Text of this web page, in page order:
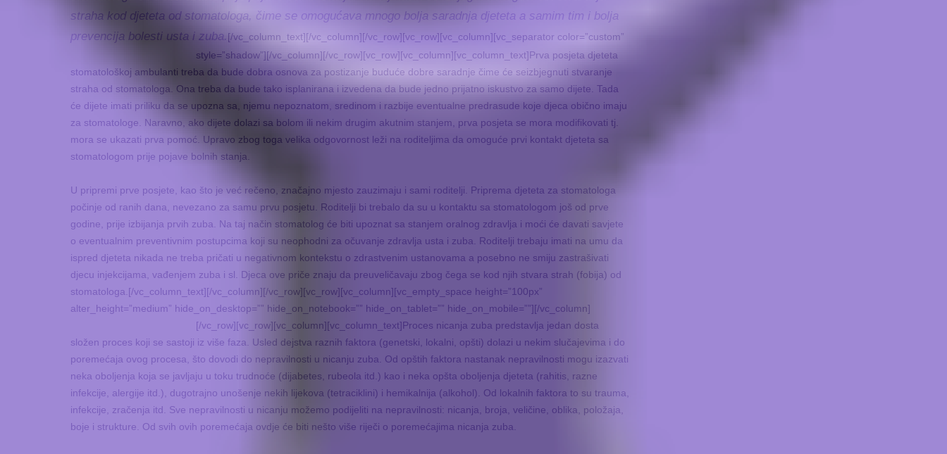
straha kod djeteta od stomatologa, čime se omogućava mnogo bolja saradnja djeteta a samim tim i bolja
prevencija bolesti usta i zuba.[/vc_column_text][/vc_column][/vc_row][vc_row][vc_column][vc_separator color=”custom”
style=”shadow”][/vc_column][/vc_row][vc_row][vc_column][vc_column_text]Prva posjeta djeteta
stomatološkoj ambulanti treba da bude dobra osnova za postizanje buduće dobre saradnje čime će seizbjegnuti stvaranje
straha od stomatologa. Ona treba da bude tako isplanirana i izvedena da bude jedno prijatno iskustvo za samo dijete. Tada
će dijete imati priliku da se upozna sa, njemu nepoznatom, sredinom i razbije eventualne predrasude koje djeca obično imaju
za stomatologe. Naravno, ako dijete dolazi sa bolom ili nekim drugim akutnim stanjem, prva posjeta se mora modifikovati tj.
mora se ukazati prva pomoć. Upravo zbog toga velika odgovornost leži na roditeljima da omoguće prvi kontakt djeteta sa
stomatologom prije pojave bolnih stanja.
U pripremi prve posjete, kao što je već rečeno, značajno mjesto zauzimaju i sami roditelji. Priprema djeteta za stomatologa
počinje od ranih dana, nevezano za samu prvu posjetu. Roditelji bi trebalo da su u kontaktu sa stomatologom još od prve
godine, prije izbijanja prvih zuba. Na taj način stomatolog će biti upoznat sa stanjem oralnog zdravlja i moći će davati savjete
o eventualnim preventivnim postupcima koji su neophodni za očuvanje zdravlja usta i zuba. Roditelji trebaju imati na umu da
ispred djeteta nikada ne treba pričati u negativnom kontekstu o zdrastvenim ustanovama a posebno ne smiju zastrašivati
djecu injekcijama, vađenjem zuba i sl. Djeca ove priče znaju da preuveličavaju zbog čega se kod njih stvara strah (fobija) od
stomatologa.[/vc_column_text][/vc_column][/vc_row][vc_row][vc_column][vc_empty_space height=”100px”
alter_height=”medium” hide_on_desktop=”” hide_on_notebook=”” hide_on_tablet=”” hide_on_mobile=””][/vc_column]
[/vc_row][vc_row][vc_column][vc_column_text]Proces nicanja zuba predstavlja jedan dosta
složen proces koji se sastoji iz više faza. Usled dejstva raznih faktora (genetski, lokalni, opšti) dolazi u nekim slučajevima i do
poremećaja ovog procesa, što dovodi do nepravilnosti u nicanju zuba. Od opštih faktora nastanak nepravilnosti mogu izazvati
neka oboljenja koja se javljaju u toku trudnoće (dijabetes, rubeola itd.) kao i neka opšta oboljenja djeteta (rahitis, razne
infekcije, alergije itd.), dugotrajno unošenje nekih lijekova (tetraciklini) i hemikalnija (alkohol). Od lokalnih faktora to su trauma,
infekcije, zračenja itd. Sve nepravilnosti u nicanju možemo podijeliti na nepravilnosti: nicanja, broja, veličine, oblika, položaja,
boje i strukture. Od svih ovih poremećaja ovdje će biti nešto više riječi o poremećajima nicanja zuba.